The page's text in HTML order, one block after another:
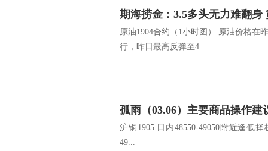
期海捞金：3.5多头无力难翻身
原油1904合约（1小时图） 原油价格在
行，昨日最高反弹至4...
孤雨（03.06）主要商品操作建
沪铜1905 日内48550-49050附近逢低
49...